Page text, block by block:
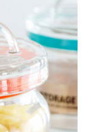
大直營門市／銀行轉
本公司）所提供，讓
店將買賣／分期付款
帳款。
，商店將以您的個人
蒐集、處理及利用，
及更正。
userRule
「AFTEE先享後付」
。
，可透過四大超商／
完成。
要取消訂單，請聯絡
，需透過AFTEE先享
示為準，若有關於
繫「AFTEE先享後付
home